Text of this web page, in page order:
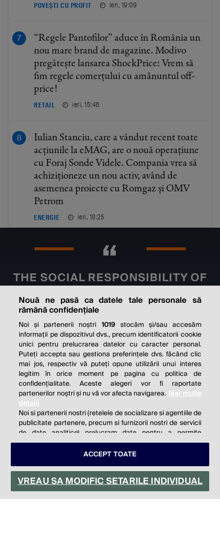
POVEȘTI CU PROFIT ieri, 19:09
“Regele Pantofilor” aduce în România un
nou mare brand de magazine. Modivo
pregătește lansarea ShockPrice: Vrem să
fim regele comerțului cu amănuntul off-
price!
RETAIL ieri, 15:46
Iulian Stanciu, care a vândut recent toate
acțiunile la eMAG, are o nouă operațiune
cu Foraj Sonde Videle. Compania vrea să
achiziționeze un nou activ, având de
asemenea proiecte cu Romgaz și OMV
Petrom
ENERGIE ieri, 19:25
THE SOCIAL RESPONSIBILITY OF
BUSINESS IS TO INCREASE ITS
PROFITS.
Milton Friedman
© 2026 Profit.ro. Toate drepturile rezervate.
Dezvoltat de1616.ro
Contact
Publicitate
Despre noi
Politica de cookie Politica de
confidențialitate
Setări cookies
este parte a
Nouă ne pasă ca datele tale personale să
rămână confidențiale
Noi și partenerii noștri 1019stocăm și/sau accesăm
informații pe dispozitivul dvs., precum identificatorii cookie
unici pentru prelucrarea datelor cu caracter personal.
Puteți accepta sau gestiona preferințele dvs. făcând clic
mai jos, respectiv vă puteți opune utilizării unui interes
legitim în orice moment pe pagina cu politica de
confidențialitate. Aceste alegeri vor fi raportate
partenerilor noștri și nu vă vor afecta navigarea. Mai multe
detalii
Noi si partenerii nostri (retelele de socializare si agentiile de
publicitate partenere, precum si furnizorii nostri de servicii
de date analitice) prelucram date pentru a permite
website-ului sa functioneze, pentru a personaliza
continutul si anunturile publicitare afisate in functie de
functionalitati aferente retelelor de socializare si pentru a
analiza traficul pe website. Beneficiati de drepturile
prevazute de art. 15-22 din GDPR in legatura cu
prelucrarea datelor cu caracter personal. Aceste drepturi
ACCEPT TOATE
VREAU SA MODIFIC SETARILE INDIVIDUAL